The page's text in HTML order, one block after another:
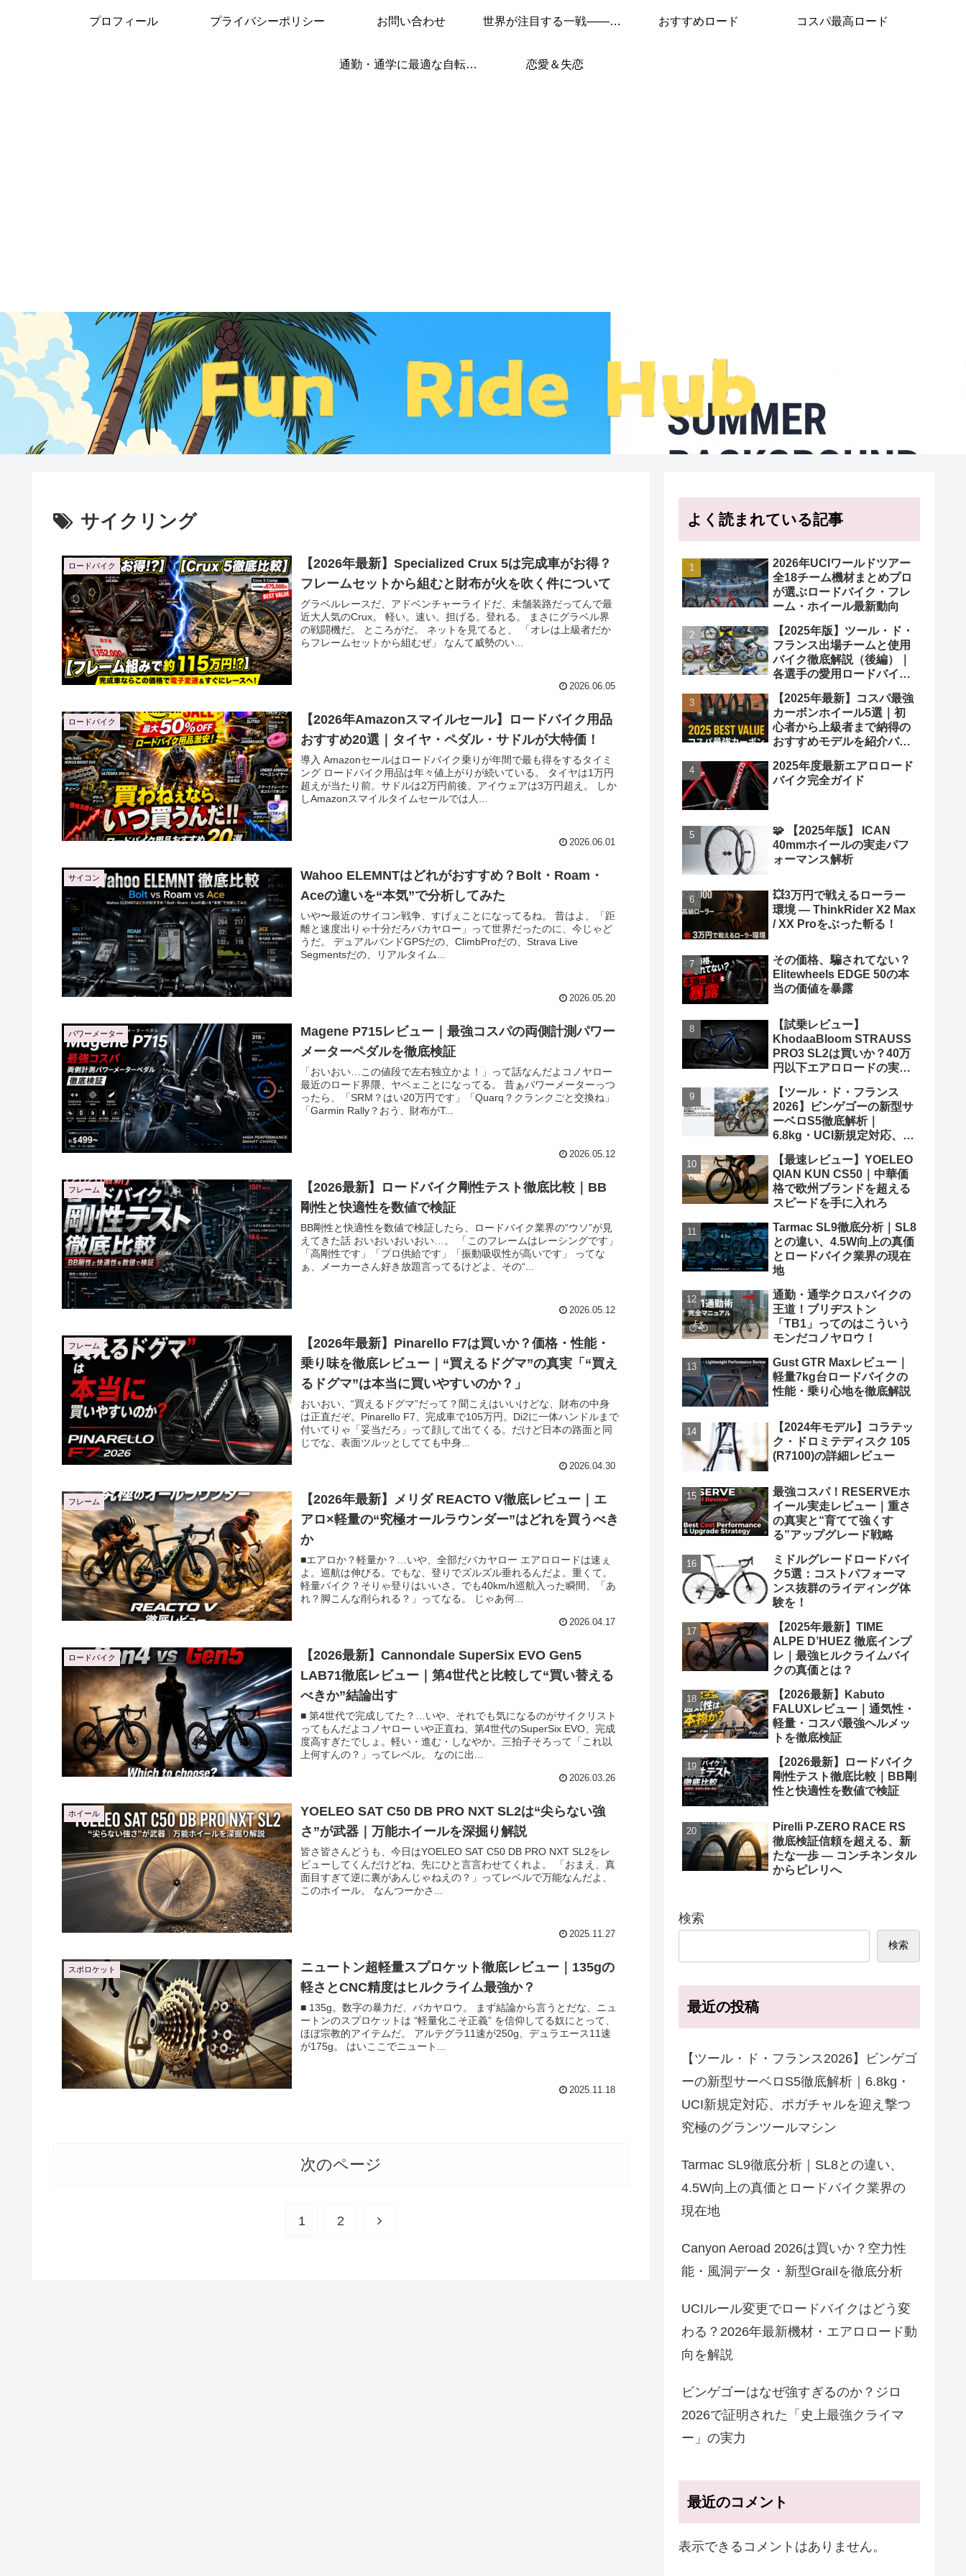
プロフィール プライバシーポリシー お問い合わせ 世界が注目する一戦——このレースを見逃すな！ おすすめロード コスパ最高ロード
通勤・通学に最適な自転車はこれ！ 恋愛＆失恋
サイクリング
ロードバイク
【2026年最新】Specialized Crux 5は完成車がお得？
フレームセットから組むと財布が火を吹く件について
グラベルレースだ、アドベンチャーライドだ、未舗装路だってんで最
近大人気のCrux。 軽い。速い。担げる。登れる。 まさにグラベル界
の戦闘機だ。 ところがだ。 ネットを見てると、 「オレは上級者だか
らフレームセットから組むぜ」 なんて威勢のい...
2026.06.05
ロードバイク
【2026年Amazonスマイルセール】ロードバイク用品
おすすめ20選｜タイヤ・ペダル・サドルが大特価！
導入 Amazonセールはロードバイク乗りが年間で最も得をするタイミ
ング ロードバイク用品は年々値上がりが続いている。 タイヤは1万円
超えが当たり前。サドルは2万円前後。アイウェアは3万円超え。 しか
しAmazonスマイルタイムセールでは人...
2026.06.01
サイコン
Wahoo ELEMNTはどれがおすすめ？Bolt・Roam・
Aceの違いを“本気”で分析してみた
いや〜最近のサイコン戦争、すげぇことになってるね。 昔はよ、「距
離と速度出りゃ十分だろバカヤロー」って世界だったのに、今じゃど
うだ。 デュアルバンドGPSだの、ClimbProだの、Strava Live
Segmentsだの、リアルタイム...
2026.05.20
パワーメーター
Magene P715レビュー｜最強コスパの両側計測パワー
メーターペダルを徹底検証
「おいおい…この値段で左右独立かよ！」って話なんだよコノヤロー
最近のロード界隈、ヤベェことになってる。 昔ぁパワーメーターっつ
ったら、「SRM？はい20万円です」「Quarq？クランクごと交換ね」
「Garmin Rally？おう、財布がT...
2026.05.12
フレーム
【2026最新】ロードバイク剛性テスト徹底比較｜BB
剛性と快適性を数値で検証
BB剛性と快適性を数値で検証したら、ロードバイク業界の“ウソ”が見
えてきた話 おいおいおいおい…。 「このフレームはレーシングです」
「高剛性です」「プロ供給です」「振動吸収性が高いです」 ってな
ぁ、メーカーさん好き放題言ってるけどよ、その“...
2026.05.12
フレーム
【2026年最新】Pinarello F7は買いか？価格・性能・
乗り味を徹底レビュー｜“買えるドグマ”の真実「“買え
るドグマ”は本当に買いやすいのか？」
おいおい、“買えるドグマ”だって？聞こえはいいけどな、財布の中身
は正直だぞ。Pinarello F7、完成車で105万円。Di2に一体ハンドルまで
付いてりゃ「妥当だろ」って顔して出てくる。だけど日本の路面と同
じでな、表面ツルッとしてても中身...
2026.04.30
フレーム
【2026年最新】メリダ REACTO V徹底レビュー｜エ
アロ×軽量の“究極オールラウンダー”はどれを買うべき
か
■エアロか？軽量か？…いや、全部だバカヤロー エアロロードは速ぇ
よ。巡航は伸びる。でもな、登りでズルズル垂れるんだよ。重くて。
軽量バイク？そりゃ登りはいいさ。でも40km/h巡航入った瞬間、「あ
れ？脚こんな削られる？」ってなる。 じゃあ何...
2026.04.17
ロードバイク
【2026最新】Cannondale SuperSix EVO Gen5
LAB71徹底レビュー｜第4世代と比較して“買い替える
べきか”結論出す
■ 第4世代で完成してた？…いや、それでも気になるのがサイクリスト
ってもんだよコノヤロー いや正直ね、第4世代のSuperSix EVO、完成
度高すぎたでしょ。軽い・進む・しなやか。三拍子そろって「これ以
上何すんの？」ってレベル。 なのに出...
2026.03.26
ホイール
YOELEO SAT C50 DB PRO NXT SL2は“尖らない強
さ”が武器｜万能ホイールを深掘り解説
皆さ皆さんどうも、今日はYOELEO SAT C50 DB PRO NXT SL2をレ
ビューしてくんだけどね、先にひと言言わせてくれよ。 「おまえ、真
面目すぎて逆に裏があんじゃねえの？」ってレベルで万能なんだよ、
このホイール。 なんつーかさ...
2025.11.27
スポロケット
ニュートン超軽量スプロケット徹底レビュー｜135gの
軽さとCNC精度はヒルクライム最強か？
■ 135g。数字の暴力だ、バカヤロウ。 まず結論から言うとだな、ニュ
ートンのスプロケットは “軽量化こそ正義” を信仰してる奴にとって、
ほぼ宗教的アイテムだ。 アルテグラ11速が250g、デュラエース11速
が175g。 はいここでニュート...
2025.11.18
次のページ
1 2 次
よく読まれている記事
2026年UCIワールドツアー
全18チーム機材まとめプロ
が選ぶロードバイク・フレ
ーム・ホイール最新動向
【2025年版】ツール・ド・
フランス出場チームと使用
バイク徹底解説（後編）｜
各選手の愛用ロードバイク
【2025年最新】コスパ最強
カーボンホイール5選｜初
心者から上級者まで納得の
おすすめモデルを紹介バカ
2025年度最新エアロロード
バイク完全ガイド
🧩 【2025年版】 ICAN
40mmホイールの実走パフ
ォーマンス解析
💥3万円で戦えるローラー
環境 ― ThinkRider X2 Max
/ XX Proをぶった斬る！
その価格、騙されてない？
Elitewheels EDGE 50の本
当の価値を暴露
【試乗レビュー】
KhodaaBloom STRAUSS
PRO3 SL2は買いか？40万
円以下エアロロードの実力
斬る
【ツール・ド・フランス
2026】ビンゲゴーの新型サ
ーベロS5徹底解析｜
6.8kg・UCI新規定対応、ポ
グランツールマシン
【最速レビュー】YOELEO
QIAN KUN CS50｜中華価
格で欧州ブランドを超える
スピードを手に入れろ
Tarmac SL9徹底分析｜SL8
との違い、4.5W向上の真価
とロードバイク業界の現在
地
通勤・通学クロスバイクの
王道！ブリヂストン
「TB1」ってのはこういう
モンだコノヤロウ！
Gust GTR Maxレビュー｜
軽量7kg台ロードバイクの
性能・乗り心地を徹底解説
【2024年モデル】コラテッ
ク・ドロミテディスク 105
(R7100)の詳細レビュー
最強コスパ！RESERVEホ
イール実走レビュー｜重さ
の真実と“育てて強くす
る”アップグレード戦略
ミドルグレードロードバイ
ク5選：コストパフォーマ
ンス抜群のライディング体
験を！
【2025年最新】TIME
ALPE D’HUEZ 徹底インプ
レ｜最強ヒルクライムバイ
クの真価とは？
【2026最新】Kabuto
FALUXレビュー｜通気性・
軽量・コスパ最強ヘルメッ
トを徹底検証
【2026最新】ロードバイク
剛性テスト徹底比較｜BB剛
性と快適性を数値で検証
Pirelli P-ZERO RACE RS
徹底検証信頼を超える、新
たな一歩 ― コンチネンタル
からピレリへ
検索
検索
最近の投稿
【ツール・ド・フランス2026】ビンゲゴ
ーの新型サーベロS5徹底解析｜6.8kg・
UCI新規定対応、ポガチャルを迎え撃つ
究極のグランツールマシン
Tarmac SL9徹底分析｜SL8との違い、
4.5W向上の真価とロードバイク業界の
現在地
Canyon Aeroad 2026は買いか？空力性
能・風洞データ・新型Grailを徹底分析
UCIルール変更でロードバイクはどう変
わる？2026年最新機材・エアロロード動
向を解説
ビンゲゴーはなぜ強すぎるのか？ジロ
2026で証明された「史上最強クライマ
ー」の実力
最近のコメント
表示できるコメントはありません。